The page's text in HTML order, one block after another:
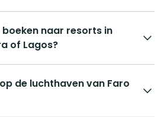
naar resorts in
of Lagos?
de luchthaven van Faro